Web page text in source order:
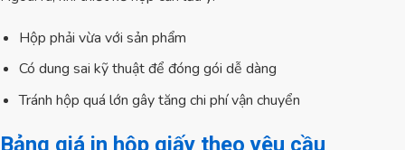
Hộp phải vừa với sản phẩm
Có dung sai kỹ thuật để đóng gói dễ dàng
Tránh hộp quá lớn gây tăng chi phí vận chuyển
Bảng giá in hộp giấy theo yêu cầu